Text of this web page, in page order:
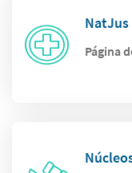
NatJus
Página